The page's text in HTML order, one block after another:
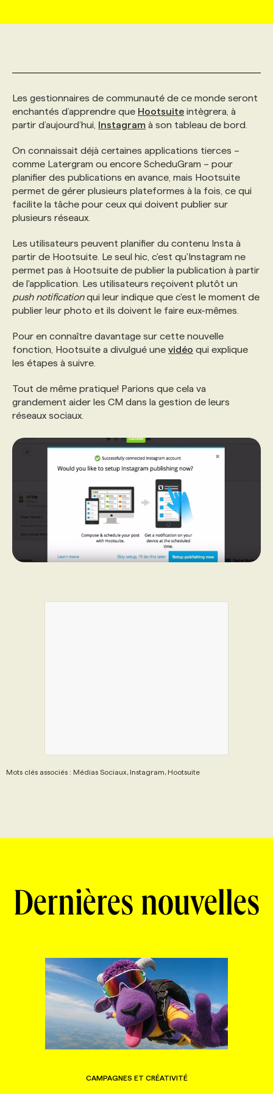
AFFAIRES DE L'INDUSTRIE
INITIATIVES NUMÉRIQUES
PRIX ET DISTINCTIONS
TENDANCES
WEB & MÉDIAS SOCIAUX
MARKETING DURABLE
GEO/SEO
ÉVÉNEMENTIEL
NOS AUTEUR‧RICES
INFOLETTRE PUBLICITÉ
ANNONCEZ AVEC NOUS
CONSULTER LA CVTHÈQUE
PROFIL ENTREPRISE
FAQ
ANNONCEZ AVEC NOUS
VOIR LES OFFRES
PROFIL CANDIDAT
FAQ
ANNONCEZ AVEC NOUS
NOS FORMATIONS EN LIGNE
NOS PARCOURS DE FORMATIONS
FORMATIONS PERSONNALISÉES
NOS FORMATEUR‧RICES
PROGRAMMES DE SUBVENTIONS
FAQ
CHASSE DE TÊTE
SERVICE DE CHASSE DE TÊTE
NOS TARIFS
NOS EXPERTISES
Les gestionnaires de communauté de ce monde seront
enchantés d’apprendre que Hootsuite intègrera, à
partir d’aujourd’hui, Instagram à son tableau de bord.
On connaissait déjà certaines applications tierces –
comme Latergram ou encore ScheduGram – pour
planifier des publications en avance, mais Hootsuite
permet de gérer plusieurs plateformes à la fois, ce qui
facilite la tâche pour ceux qui doivent publier sur
plusieurs réseaux.
Les utilisateurs peuvent planifier du contenu Insta à
partir de Hootsuite. Le seul hic, c'est qu'Instagram ne
permet pas à Hootsuite de publier la publication à partir
de l'application. Les utilisateurs reçoivent plutôt un
push notificationqui leur indique que c'est le moment de
publier leur photo et ils doivent le faire eux-mêmes.
Pour en connaître davantage sur cette nouvelle
fonction, Hootsuite a divulgué une vidéo qui explique
les étapes à suivre.
Tout de même pratique! Parions que cela va
grandement aider les CM dans la gestion de leurs
réseaux sociaux.
Mots clés associés : Médias Sociaux, Instagram, Hootsuite
Dernières nouvelles
CAMPAGNES ET CRÉATIVITÉ